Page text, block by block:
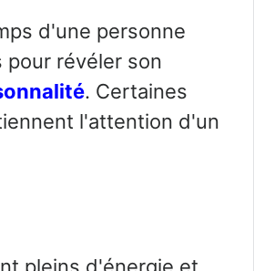
d'une personne
révéler son
. Certaines
l'attention d'un